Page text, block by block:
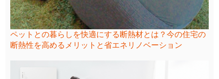
ペットとの暮らしを快適にする断熱材とは？今の住宅の
断熱性を高めるメリットと省エネリノベーション